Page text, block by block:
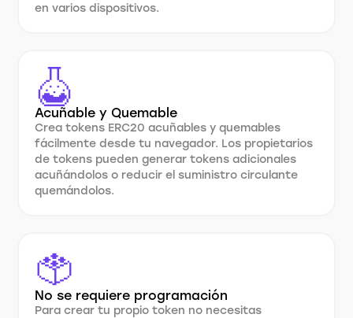
en varios dispositivos.
Acuñable y Quemable
Crea tokens ERC20 acuñables y quemables
fácilmente desde tu navegador. Los propietarios
de tokens pueden generar tokens adicionales
acuñándolos o reducir el suministro circulante
quemándolos.
No se requiere programación
Para crear tu propio token no necesitas